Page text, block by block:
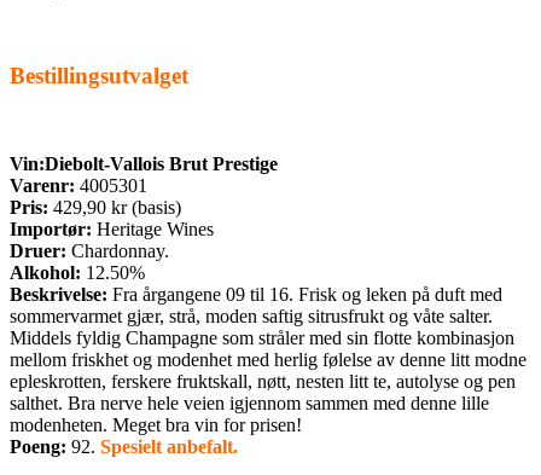
Bestillingsutvalget
Vin:Diebolt-Vallois Brut Prestige
Varenr: 4005301
Pris: 429,90 kr (basis)
Importør: Heritage Wines
Druer: Chardonnay.
Alkohol: 12.50%
Beskrivelse: Fra årgangene 09 til 16. Frisk og leken på duft med
sommervarmet gjær, strå, moden saftig sitrusfrukt og våte salter.
Middels fyldig Champagne som stråler med sin flotte kombinasjon
mellom friskhet og modenhet med herlig følelse av denne litt modne
epleskrotten, ferskere fruktskall, nøtt, nesten litt te, autolyse og pen
salthet. Bra nerve hele veien igjennom sammen med denne lille
modenheten. Meget bra vin for prisen!
Poeng: 92. Spesielt anbefalt.